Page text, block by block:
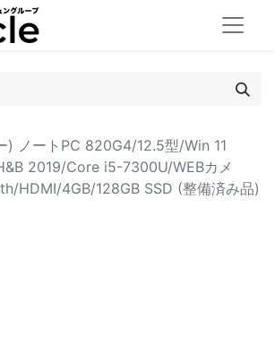
) ノートPC 820G4/12.5型/Win 11
2019/Core i5-7300U/WEBカメ
HDMI/4GB/128GB SSD (整備済み品)